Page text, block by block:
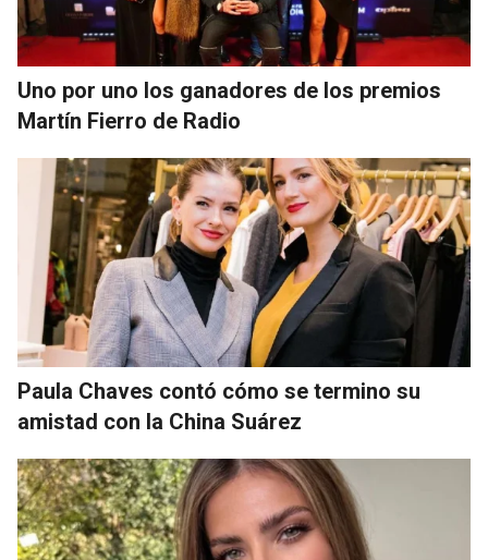
Uno por uno los ganadores de los premios
Martín Fierro de Radio
Paula Chaves contó cómo se termino su
amistad con la China Suárez